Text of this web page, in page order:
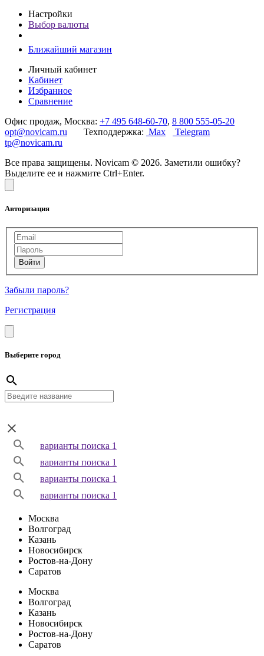
Настройки
Выбор валюты
Ближайший магазин
Личный кабинет
Кабинет
Избранное
Сравнение
Офис продаж, Москва: +7 495 648-60-70, 8 800 555-05-20
opt@novicam.ru Техподдержка: Max
Telegram
tp@novicam.ru
Все права защищены. Novicam © 2026. Заметили ошибку?
Выделите ее и нажмите Ctrl+Enter.
Авторизация
Забыли пароль?
Регистрация
Выберите город
варианты поиска 1
варианты поиска 1
варианты поиска 1
варианты поиска 1
Москва
Волгоград
Казань
Новосибирск
Ростов-на-Дону
Саратов
Москва
Волгоград
Казань
Новосибирск
Ростов-на-Дону
Саратов